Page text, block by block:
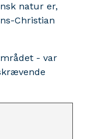
natur er,
Christian
- var